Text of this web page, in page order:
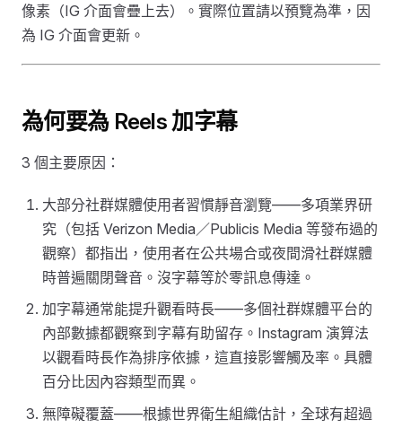
像素（IG 介面會疊上去）。實際位置請以預覽為準，因
為 IG 介面會更新。
為何要為 Reels 加字幕
3 個主要原因：
大部分社群媒體使用者習慣靜音瀏覽——多項業界研
究（包括 Verizon Media／Publicis Media 等發布過的
觀察）都指出，使用者在公共場合或夜間滑社群媒體
時普遍關閉聲音。沒字幕等於零訊息傳達。
加字幕通常能提升觀看時長——多個社群媒體平台的
內部數據都觀察到字幕有助留存。Instagram 演算法
以觀看時長作為排序依據，這直接影響觸及率。具體
百分比因內容類型而異。
無障礙覆蓋——根據世界衛生組織估計，全球有超過